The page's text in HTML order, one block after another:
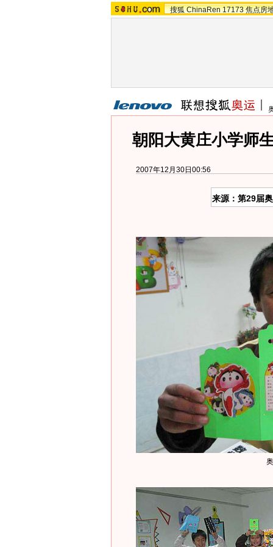
搜狐 ChinaRen 17173 焦点房
朝阳大黄庄小学师
2007年12月30日00:56
来源：第29届